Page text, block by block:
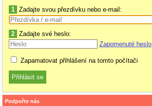
1 Zadajte svou přezdívku nebo e-mail:
2 Zadajte své heslo:
Zapomenuté heslo
Zapamatovat přihlášení na tomto počítači
Podpořte nás